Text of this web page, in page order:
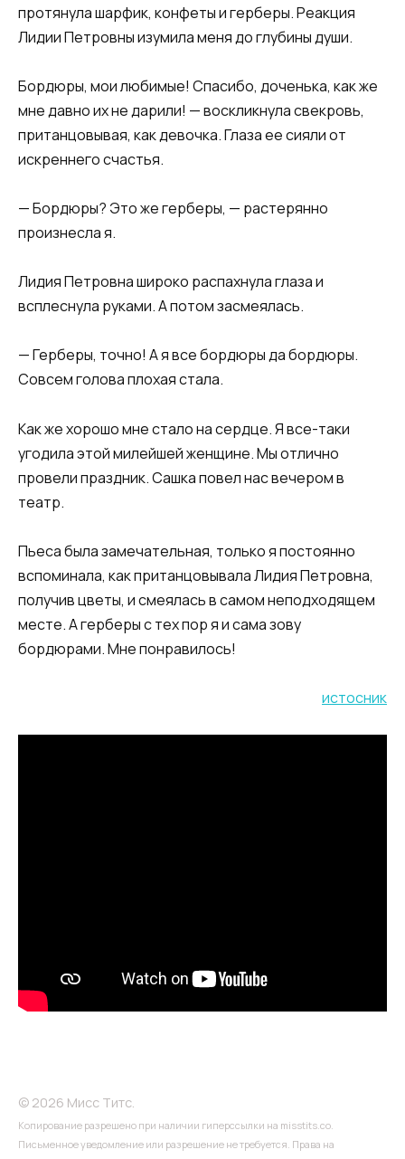
протянула шарфик, конфеты и герберы. Реакция
Лидии Петровны изумила меня до глубины души.
Бордюры, мои любимые! Спасибо, доченька, как же
мне давно их не дарили! — воскликнула свекровь,
пританцовывая, как девочка. Глаза ее сияли от
искреннего счастья.
— Бордюры? Это же герберы, — растерянно
произнесла я.
Лидия Петровна широко распахнула глаза и
всплеснула руками. А потом засмеялась.
— Герберы, точно! А я все бордюры да бордюры.
Совсем голова плохая стала.
Как же хорошо мне стало на сердце. Я все-таки
угодила этой милейшей женщине. Мы отлично
провели праздник. Сашка повел нас вечером в
театр.
Пьеса была замечательная, только я постоянно
вспоминала, как пританцовывала Лидия Петровна,
получив цветы, и смеялась в самом неподходящем
месте. А герберы с тех пор я и сама зову
бордюрами. Мне понравилось!
истосник
© 2026 Мисс Титс.
Копирование разрешено при наличии гиперссылки на misstits.co.
Письменное уведомление или разрешение не требуется. Права на